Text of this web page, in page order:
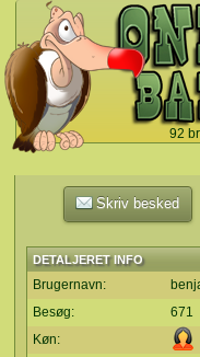
92
`
Skriv besked
DETALJERET INFO
Brugernavn:
Besøg:
671
Køn: